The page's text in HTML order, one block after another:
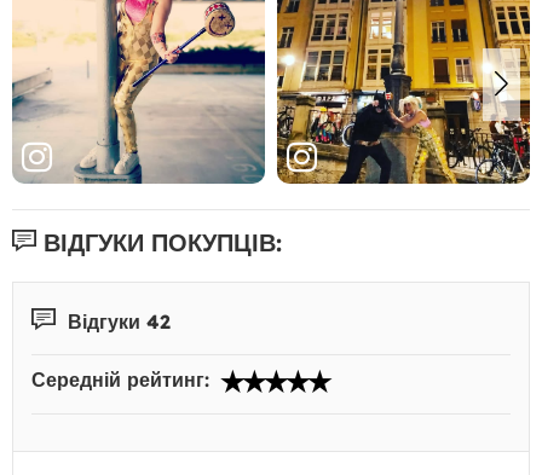
ВІДГУКИ ПОКУПЦІВ:
Відгуки 42
Середній рейтинг: